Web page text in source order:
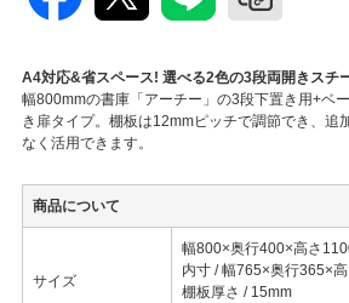
A4対応&省スペース! 選べる2色の3段両開きスチ
幅800mmの書庫「アーチー」の3段下置き用+ベ
き扉タイプ。棚板は12mmピッチで調節でき、追
なく活用できます。
商品について
サイズ
幅800×奥行400×高さ
内寸 / 幅765×奥行365×
棚板厚さ / 15mm